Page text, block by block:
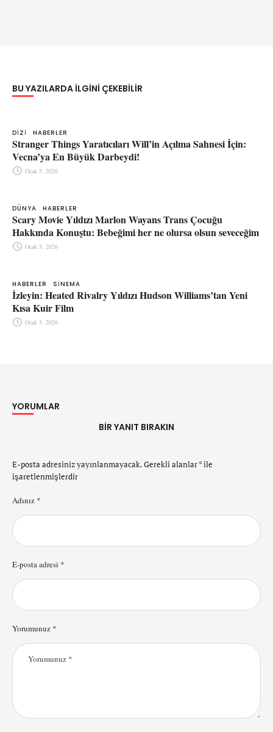
BU YAZILARDA ILGINI ÇEKEBILIR
DIZI HABERLER
Stranger Things Yaratıcıları Will’in Açılma Sahnesi İçin:
Vecna’ya En Büyük Darbeydi!
Ocak 5, 2026
DÜNYA HABERLER
Scary Movie Yıldızı Marlon Wayans Trans Çocuğu
Hakkında Konuştu: Bebeğimi her ne olursa olsun seveceğim
Ocak 5, 2026
HABERLER SINEMA
İzleyin: Heated Rivalry Yıldızı Hudson Williams’tan Yeni
Kısa Kuir Film
Ocak 5, 2026
YORUMLAR
BIR YANIT BIRAKIN
E-posta adresiniz yayınlanmayacak.Gerekli alanlar*ile
işaretlenmişlerdir
Yorumunuz *
Adınız *
E-posta adresi *